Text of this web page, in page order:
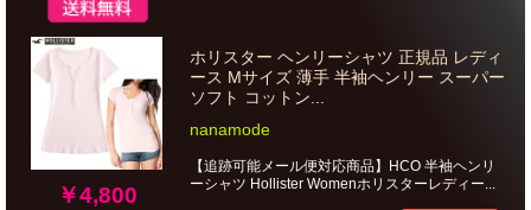
￥4,800
ホリスター ヘンリーシャツ 正規品 レディ
ース Mサイズ 薄手 半袖ヘンリー スーパー
ソフト コットン...
nanamode
【追跡可能メール便対応商品】HCO 半袖ヘンリ
ーシャツ Hollister Womenホリスターレディー...